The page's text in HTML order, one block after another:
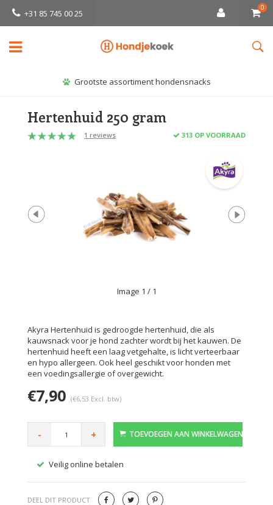
+31 85 745 00 25
0
Grootste assortiment hondensnacks
Hertenhuid 250 gram
1 reviews 313 OP VOORRAAD
Image 1 / 1
Akyra Hertenhuid is gedroogde hertenhuid, die als
kauwsnack voor je hond zachter wordt bij het kauwen. De
hertenhuid heeft een laag vetgehalte, is licht verteerbaar
en hypo allergeen. Ook heel geschikt voor honden met
een voedingsallergie of overgewicht.
€7,90 (€6,53 Excl. btw)
- + TOEVOEGEN AAN WINKELWAGEN
Veilig online betalen
DEEL DIT PRODUCT